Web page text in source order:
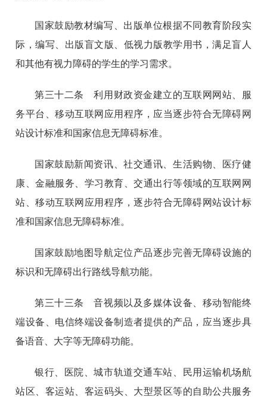
国家鼓励教材编写、出版单位根据不同教育阶段实
际，编写、出版盲文版、低视力版教学用书，满足盲人
和其他有视力障碍的学生的学习需求。
第三十二条 利用财政资金建立的互联网网站、服
务平台、移动互联网应用程序，应当逐步符合无障碍网
站设计标准和国家信息无障碍标准。
国家鼓励新闻资讯、社交通讯、生活购物、医疗健
康、金融服务、学习教育、交通出行等领域的互联网网
站、移动互联网应用程序，逐步符合无障碍网站设计标
准和国家信息无障碍标准。
国家鼓励地图导航定位产品逐步完善无障碍设施的
标识和无障碍出行路线导航功能。
第三十三条 音视频以及多媒体设备、移动智能终
端设备、电信终端设备制造者提供的产品，应当逐步具
备语音、大字等无障碍功能。
银行、医院、城市轨道交通车站、民用运输机场航
站区、客运站、客运码头、大型景区等的自助公共服务